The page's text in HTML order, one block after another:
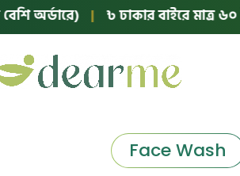
অর্ডারে) | ৳ ঢাকার বাইরে মাত্র ৬০
Face Wash